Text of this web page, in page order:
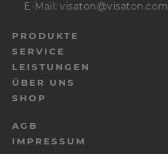
Bespannstoff
Kabel
E-Mail: visaton@visaton.com
PRODUKTE
SERVICE
LEISTUNGEN
ÜBER UNS
SHOP
AGB
IMPRESSUM